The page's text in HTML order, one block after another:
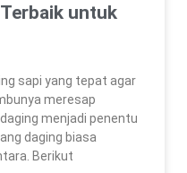
untuk
sapi yang tepat agar
meresap
menjadi penentu
daging biasa
Berikut